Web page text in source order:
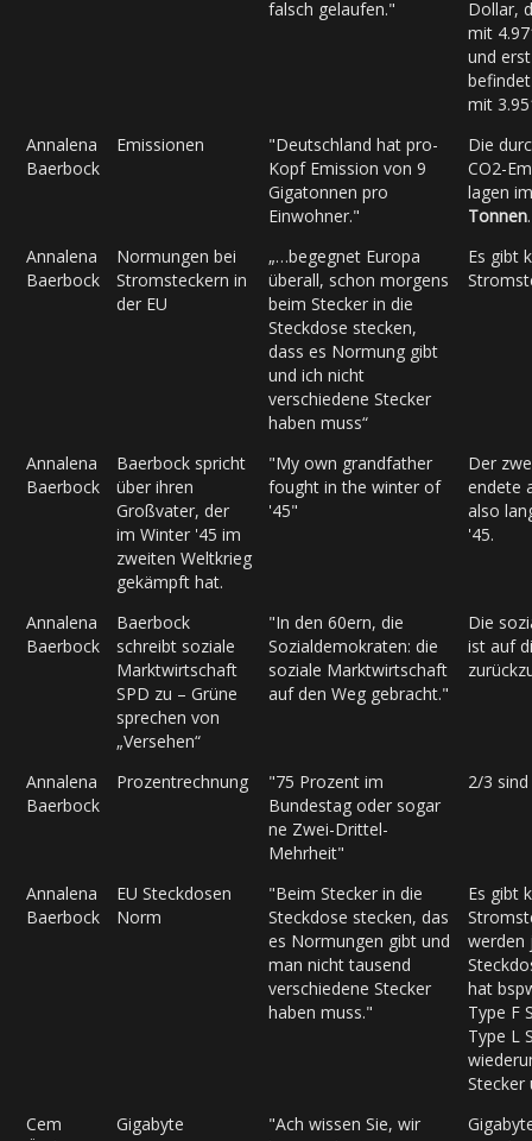
falsch gelaufen."
Dollar,
mit
und
mit
Annalena
Baerbock
Emissionen
"Deutschland hat pro-
Kopf Emission von 9
Gigatonnen pro
Einwohner."
Die
CO2-
lagen
Tonnen.
Annalena
Baerbock
Normungen bei
Stromsteckern in
der EU
„…begegnet Europa
überall, schon morgens
beim Stecker in die
Steckdose stecken,
dass es Normung gibt
und ich nicht
verschiedene Stecker
haben muss“
Es gibt
Annalena
Baerbock
Baerbock spricht
über ihren
Großvater, der
im Winter '45 im
zweiten Weltkrieg
gekämpft hat.
"My own grandfather
fought in the winter of
'45"
Der
endete
also
'45.
Annalena
Baerbock
Baerbock
schreibt soziale
Marktwirtschaft
SPD zu – Grüne
sprechen von
„Versehen“
"In den 60ern, die
Sozialdemokraten: die
soziale Marktwirtschaft
auf den Weg gebracht."
Die
ist auf
Annalena
Baerbock
Prozentrechnung
"75 Prozent im
Bundestag oder sogar
ne Zwei-Drittel-
Mehrheit"
2/3
Annalena
Baerbock
EU Steckdosen
Norm
"Beim Stecker in die
Steckdose stecken, das
es Normungen gibt und
man nicht tausend
verschiedene Stecker
haben muss."
Es gibt
werden
hat
Type F
Type L
Stecker
Cem
Gigabyte
"Ach wissen Sie, wir